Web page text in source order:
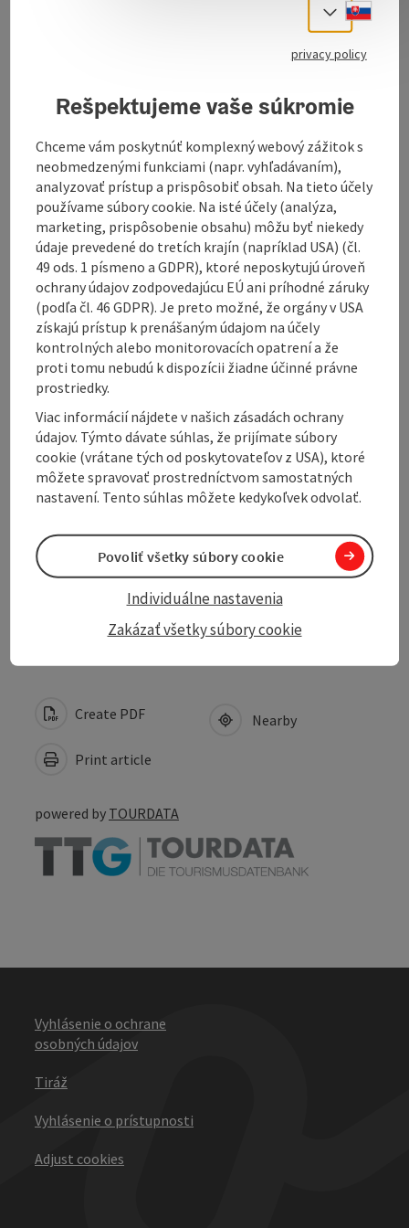
Contact
Opening hours
Kitchen
Equipment
Prices
Arrival
Suitability
Accessibility
Create PDF
Print article
Nearby
powered by TOURDATA
Vyhlásenie o ochrane
osobných údajov
Tiráž
Vyhlásenie o prístupnosti
Adjust cookies
Select
privacy policy
Rešpektujeme vaše súkromie
Chceme vám poskytnúť komplexný webový zážitok s
neobmedzenými funkciami (napr. vyhľadávaním),
analyzovať prístup a prispôsobiť obsah. Na tieto účely
používame súbory cookie. Na isté účely (analýza,
marketing, prispôsobenie obsahu) môžu byť niekedy
údaje prevedené do tretích krajín (napríklad USA) (čl.
49 ods. 1 písmeno a GDPR), ktoré neposkytujú úroveň
ochrany údajov zodpovedajúcu EÚ ani príhodné záruky
(podľa čl. 46 GDPR). Je preto možné, že orgány v USA
získajú prístup k prenášaným údajom na účely
kontrolných alebo monitorovacích opatrení a že
proti tomu nebudú k dispozícii žiadne účinné právne
prostriedky.
Viac informácií nájdete v našich zásadách ochrany
údajov. Týmto dávate súhlas, že prijímate súbory
cookie (vrátane tých od poskytovateľov z USA), ktoré
môžete spravovať prostredníctvom samostatných
nastavení. Tento súhlas môžete kedykoľvek odvolať.
Zakázať všetky súbory cookie
Individuálne nastavenia
Povoliť všetky súbory cookie